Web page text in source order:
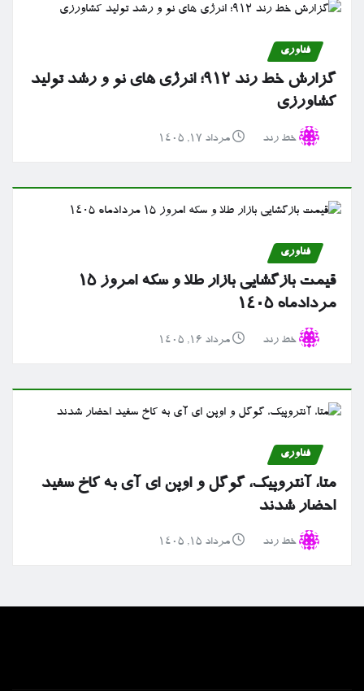
فناوری
گزارش خط رند ۹۱۲؛ انرژی های نو و رشد تولید
کشاورزی
خط رند مرداد ۱۷, ۱۴۰۵
فناوری
قیمت بازگشایی بازار طلا و سکه امروز ۱۵
مردادماه ۱۴۰۵
خط رند مرداد ۱۶, ۱۴۰۵
فناوری
متا، آنتروپیک، گوگل و اوپن ای آی به کاخ سفید
احضار شدند
خط رند مرداد ۱۵, ۱۴۰۵